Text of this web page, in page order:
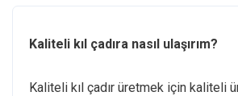
Kaliteli kıl çadıra nasıl ulaşırım?
Kaliteli kıl çadır üretmek için kaliteli